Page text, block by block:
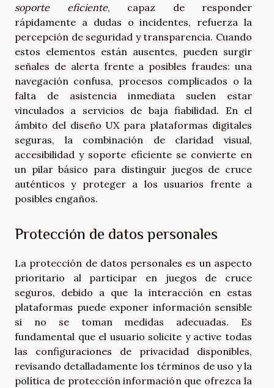
soporte eficiente, capaz de responder
rápidamente a dudas o incidentes, refuerza la
percepción de seguridad y transparencia. Cuando
estos elementos están ausentes, pueden surgir
señales de alerta frente a posibles fraudes: una
navegación confusa, procesos complicados o la
falta de asistencia inmediata suelen estar
vinculados a servicios de baja fiabilidad. En el
ámbito del diseño UX para plataformas digitales
seguras, la combinación de claridad visual,
accesibilidad y soporte eficiente se convierte en
un pilar básico para distinguir juegos de cruce
auténticos y proteger a los usuarios frente a
posibles engaños.
Protección de datos personales
La protección de datos personales es un aspecto
prioritario al participar en juegos de cruce
seguros, debido a que la interacción en estas
plataformas puede exponer información sensible
si no se toman medidas adecuadas. Es
fundamental que el usuario solicite y active todas
las configuraciones de privacidad disponibles,
revisando detalladamente los términos de uso y la
política de protección información que ofrezca la